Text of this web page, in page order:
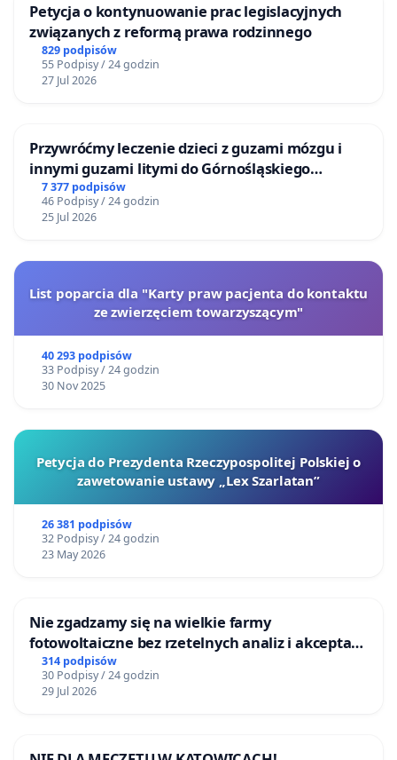
jedynie dla turystów, którzy na co dzień nie
mieszkają na tym obszarze, nie dbają przez lata o
to sąsiedztwo, nie identyfikują się z tą okolicą, nie
współtworzą jej oferty kulturalnej,
Mieszkańcy i ich interesy powinny być na
pierwszym miejscu i o to apelujemy.
Petycja o kontynuowanie prac legislacyjnych
związanych z reformą prawa rodzinnego
829 podpisów
55 Podpisy / 24 godzin
27 Jul 2026
Przywróćmy leczenie dzieci z guzami mózgu i
innymi guzami litymi do Górnośląskiego
Centrum Zdrowia Dziecka w Katowicach
7 377 podpisów
46 Podpisy / 24 godzin
25 Jul 2026
List poparcia dla "Karty praw pacjenta do kontaktu
ze zwierzęciem towarzyszącym"
40 293 podpisów
33 Podpisy / 24 godzin
30 Nov 2025
Petycja do Prezydenta Rzeczypospolitej Polskiej o
zawetowanie ustawy „Lex Szarlatan”
26 381 podpisów
32 Podpisy / 24 godzin
23 May 2026
Nie zgadzamy się na wielkie farmy
fotowoltaiczne bez rzetelnych analiz i akceptacji
mieszkańców
314 podpisów
30 Podpisy / 24 godzin
29 Jul 2026